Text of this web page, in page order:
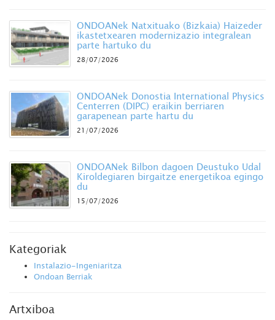
ONDOANek Natxituako (Bizkaia) Haizeder
ikastetxearen modernizazio integralean
parte hartuko du
28/07/2026
ONDOANek Donostia International Physics
Centerren (DIPC) eraikin berriaren
garapenean parte hartu du
21/07/2026
ONDOANek Bilbon dagoen Deustuko Udal
Kiroldegiaren birgaitze energetikoa egingo
du
15/07/2026
Kategoriak
Instalazio-Ingeniaritza
Ondoan Berriak
Artxiboa